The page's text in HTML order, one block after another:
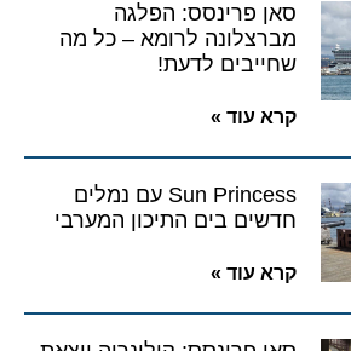
סאן פרינסס: הפלגה
מברצלונה לרומא – כל מה
שחייבים לדעת!
קרא עוד »
Sun Princess עם נמלים
חדשים בים התיכון המערבי
קרא עוד »